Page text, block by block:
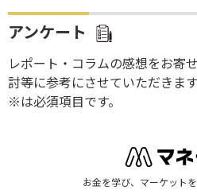
アンケート
レポート・コラムの感想をお寄
討等に参考にさせていただきます
※は必須項目です。
お金を学び、マーケット